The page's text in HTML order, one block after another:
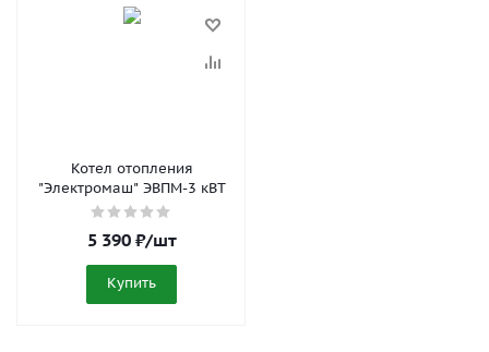
Котел отопления
"Электромаш" ЭВПМ-3 кВТ
5 390₽/шт
Купить